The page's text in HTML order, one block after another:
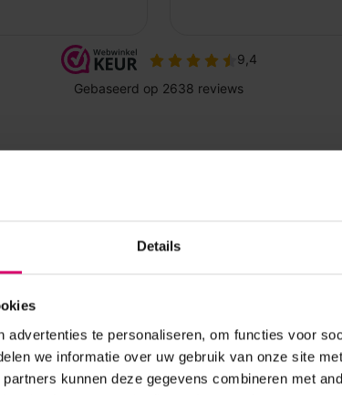
Details
advertenties te personaliseren, om functies voor
we informatie over uw gebruik van onze site
kunnen deze gegevens combineren met